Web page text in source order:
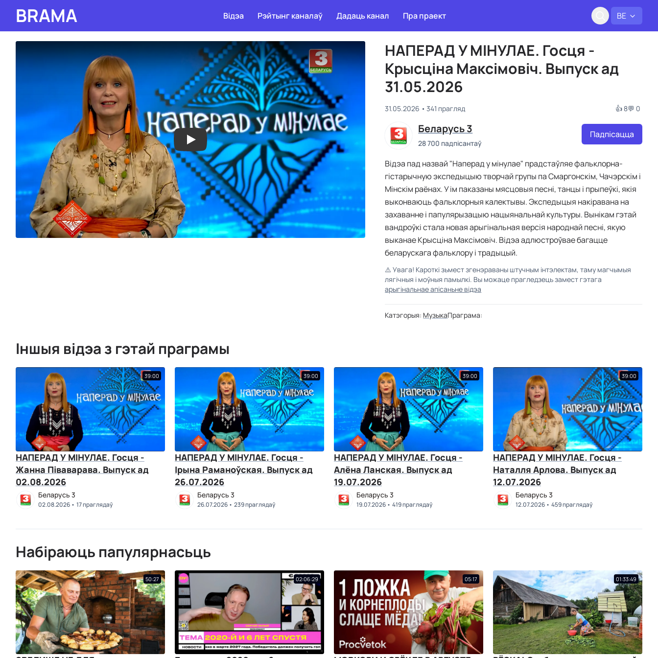
BRAMA BE
Відэа Рэйтынг каналаў Дадаць канал Пра праект
НАПЕРАД У МІНУЛАЕ. Госця -
Крысцiна Максiмовiч. Выпуск ад
31.05.2026
31.05.2026 341 прагляд 👍 8💬 0
Беларусь 3
28 700 падпісантаў
Падпісацца
Відэа пад назвай "Наперад у мінулае" прадстаўляе фальклорна-
гістарычную экспедыцыю творчай групы па Смаргонскім, Чачэрскім і
Мінскім раёнах. У ім паказаны мясцовыя песні, танцы і прыпеўкі, якія
выконваюць фальклорныя калектывы. Экспедыцыя накіравана на
захаванне і папулярызацыю нацыянальнай культуры. Вынікам гэтай
вандроўкі стала новая арыгінальная версія народнай песні, якую
выканае Крысціна Максімовіч. Відэа адлюстроўвае багацце
беларускага фальклору і традыцый.
⚠️Увага! Кароткі зьмест згенэраваны штучным інтэлектам, таму магчымыя
лягічныя і моўныя памылкі. Вы можаце прагледзець замест гэтага
арыгінальнае апісаньне відэа
Катэгорыя: МузыкаПраграма:
Іншыя відэа з гэтай праграмы
39:00
НАПЕРАД У МІНУЛАЕ. Госця -
Жанна Піваварава. Выпуск ад
02.08.2026
Беларусь 3
02.08.2026 17 праглядаў
39:00
НАПЕРАД У МІНУЛАЕ. Госця -
Ірына Раманоўская. Выпуск ад
26.07.2026
Беларусь 3
26.07.2026 239 праглядаў
39:00
НАПЕРАД У МІНУЛАЕ. Госця -
Алёна Ланская. Выпуск ад
19.07.2026
Беларусь 3
19.07.2026 419 праглядаў
39:00
НАПЕРАД У МІНУЛАЕ. Госця -
Наталля Арлова. Выпуск ад
12.07.2026
Беларусь 3
12.07.2026 459 праглядаў
Набіраюць папулярнасьць
50:27 02:06:29 05:17 01:33:49